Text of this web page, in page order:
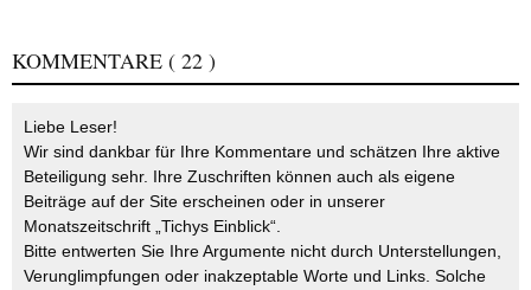
KOMMENTARE ( 22 )
Liebe Leser!
Wir sind dankbar für Ihre Kommentare und schätzen Ihre aktive
Beteiligung sehr. Ihre Zuschriften können auch als eigene
Beiträge auf der Site erscheinen oder in unserer
Monatszeitschrift „Tichys Einblick“.
Bitte entwerten Sie Ihre Argumente nicht durch Unterstellungen,
Verunglimpfungen oder inakzeptable Worte und Links. Solche